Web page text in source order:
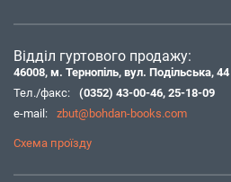
Відділ гуртового продажу:
46008, м. Тернопіль, вул. Подільська, 44
Тел./факс:
(0352) 43-00-46, 25-18-09
e-mail:
zbut@bohdan-books.com
Схема проїзду